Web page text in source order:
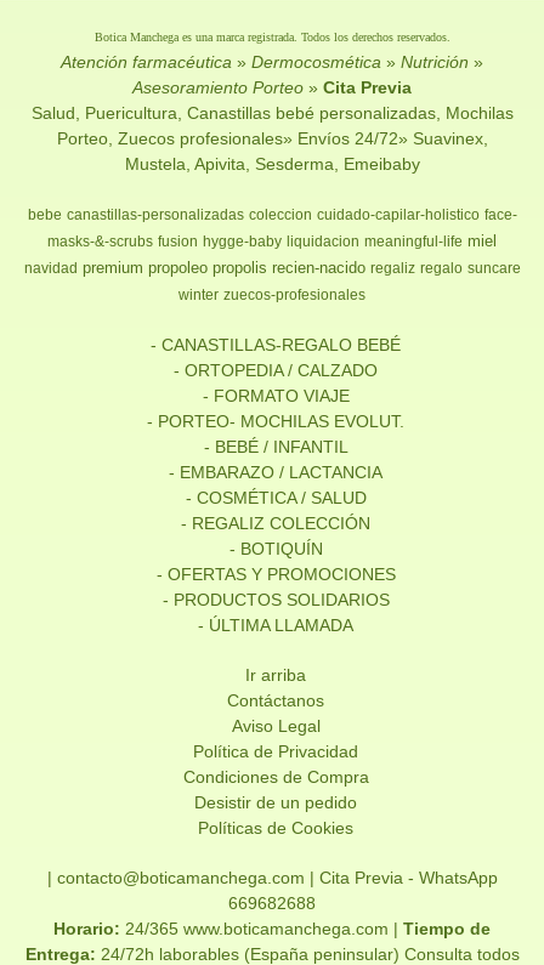
Botica Manchega es una marca registrada. Todos los derechos reservados.
Atención farmacéutica » Dermocosmética » Nutrición »
Asesoramiento Porteo » Cita Previa
Salud, Puericultura, Canastillas bebé personalizadas, Mochilas
Porteo, Zuecos profesionales» Envíos 24/72» Suavinex,
Mustela, Apivita, Sesderma, Emeibaby
bebe canastillas-personalizadas coleccion cuidado-capilar-holistico face-
masks-&-scrubs fusion hygge-baby liquidacion meaningful-life miel
navidad premium propoleo propolis recien-nacido regaliz regalo suncare
winter zuecos-profesionales
- CANASTILLAS-REGALO BEBÉ
- ORTOPEDIA / CALZADO
- FORMATO VIAJE
- PORTEO- MOCHILAS EVOLUT.
- BEBÉ / INFANTIL
- EMBARAZO / LACTANCIA
- COSMÉTICA / SALUD
- REGALIZ COLECCIÓN
- BOTIQUÍN
- OFERTAS Y PROMOCIONES
- PRODUCTOS SOLIDARIOS
- ÚLTIMA LLAMADA
Ir arriba
Contáctanos
Aviso Legal
Política de Privacidad
Condiciones de Compra
Desistir de un pedido
Políticas de Cookies
| contacto@boticamanchega.com | Cita Previa - WhatsApp
669682688
Horario: 24/365 www.boticamanchega.com | Tiempo de
Entrega: 24/72h laborables (España peninsular) Consulta todos